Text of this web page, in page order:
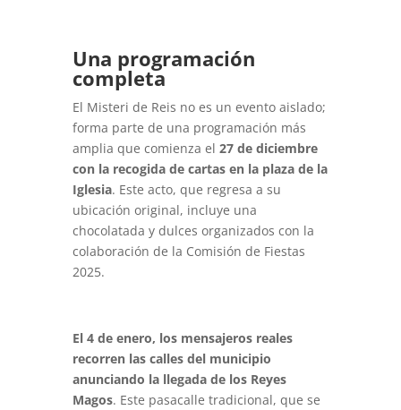
Una programación
completa
El Misteri de Reis no es un evento aislado;
forma parte de una programación más
amplia que comienza el 27 de diciembre
con la recogida de cartas en la plaza de la
Iglesia. Este acto, que regresa a su
ubicación original, incluye una
chocolatada y dulces organizados con la
colaboración de la Comisión de Fiestas
2025.
El 4 de enero, los mensajeros reales
recorren las calles del municipio
anunciando la llegada de los Reyes
Magos. Este pasacalle tradicional, que se